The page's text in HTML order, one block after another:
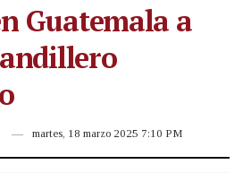
Guatemala a
martes, 18 marzo 2025 7:10 PM